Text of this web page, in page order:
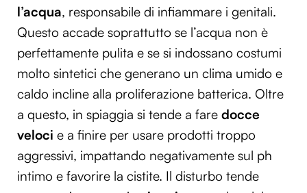
l’acqua, responsabile di infiammare i genitali.
Questo accade soprattutto se l’acqua non è
perfettamente pulita e se si indossano costumi
molto sintetici che generano un clima umido e
caldo incline alla proliferazione batterica. Oltre
a questo, in spiaggia si tende a fare docce
veloci e a finire per usare prodotti troppo
aggressivi, impattando negativamente sul ph
intimo e favorire la cistite. Il disturbo tende